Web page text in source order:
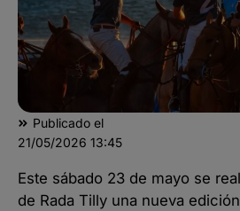
Publicado el
21/05/2026 13:45
Este sábado 23 de mayo se
de Rada Tilly una nueva